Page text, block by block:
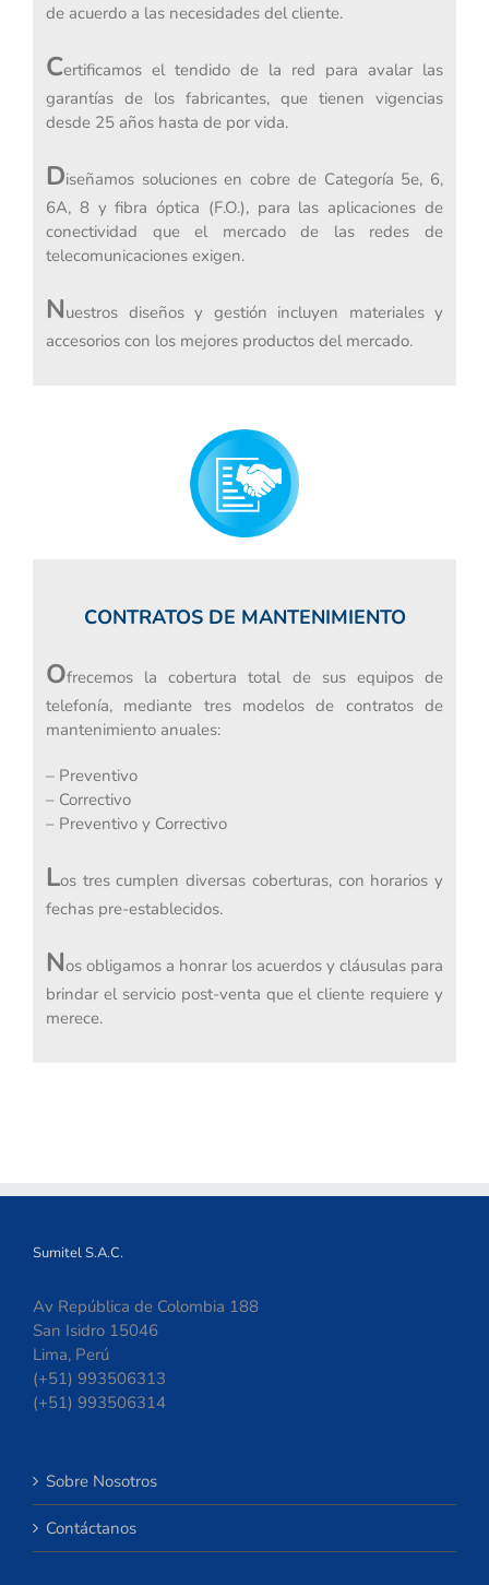
de acuerdo a las necesidades del cliente.
Certificamos el tendido de la red para avalar las
garantías de los fabricantes, que tienen vigencias
desde 25 años hasta de por vida.
Diseñamos soluciones en cobre de Categoría 5e, 6,
6A, 8 y fibra óptica (F.O.), para las aplicaciones de
conectividad que el mercado de las redes de
telecomunicaciones exigen.
Nuestros diseños y gestión incluyen materiales y
accesorios con los mejores productos del mercado.
CONTRATOS DE MANTENIMIENTO
Ofrecemos la cobertura total de sus equipos de
telefonía, mediante tres modelos de contratos de
mantenimiento anuales:
– Preventivo
– Correctivo
– Preventivo y Correctivo
Los tres cumplen diversas coberturas, con horarios y
fechas pre-establecidos.
Nos obligamos a honrar los acuerdos y cláusulas para
brindar el servicio post-venta que el cliente requiere y
merece.
Sumitel S.A.C.
Av República de Colombia 188
San Isidro 15046
Lima, Perú
(+51) 993506313
(+51) 993506314
Sobre Nosotros
Contáctanos